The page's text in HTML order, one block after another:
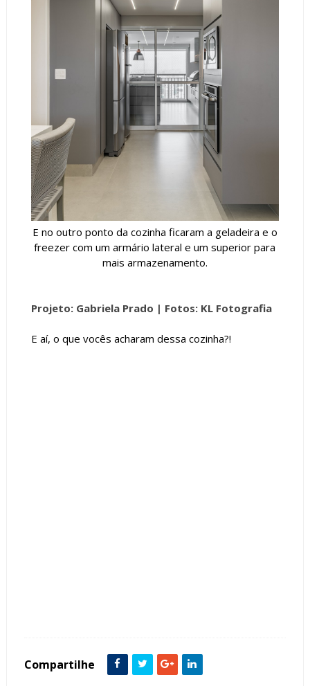
E no outro ponto da cozinha ficaram a geladeira e o
freezer com um armário lateral e um superior para
mais armazenamento.
Projeto: Gabriela Prado | Fotos: KL Fotografia
E aí, o que vocês acharam dessa cozinha?!
Compartilhe